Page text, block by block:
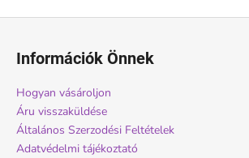
Információk Önnek
Hogyan vásároljon
Áru visszaküldése
Általános Szerzodési Feltételek
Adatvédelmi tájékoztató